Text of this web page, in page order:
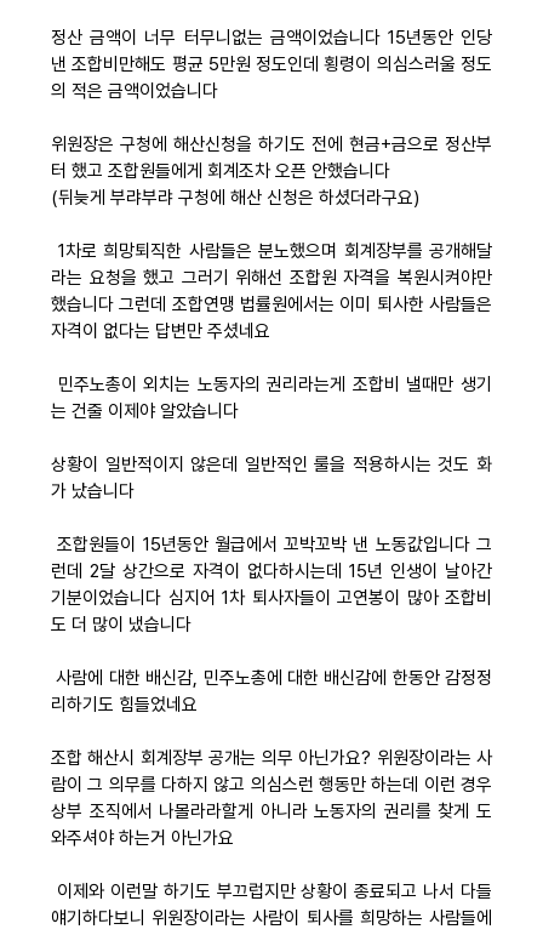
정산 금액이 너무 터무니없는 금액이었습니다 15년동안 인당
낸 조합비만해도 평균 5만원 정도인데 횡령이 의심스러울 정도
의 적은 금액이었습니다
위원장은 구청에 해산신청을 하기도 전에 현금+금으로 정산부
터 했고 조합원들에게 회계조차 오픈 안했습니다
(뒤늦게 부랴부랴 구청에 해산 신청은 하셨더라구요)
1차로 희망퇴직한 사람들은 분노했으며 회계장부를 공개해달
라는 요청을 했고 그러기 위해선 조합원 자격을 복원시켜야만
했습니다 그런데 조합연맹 법률원에서는 이미 퇴사한 사람들은
자격이 없다는 답변만 주셨네요
민주노총이 외치는 노동자의 권리라는게 조합비 낼때만 생기
는 건줄 이제야 알았습니다
상황이 일반적이지 않은데 일반적인 룰을 적용하시는 것도 화
가 났습니다
조합원들이 15년동안 월급에서 꼬박꼬박 낸 노동값입니다 그
런데 2달 상간으로 자격이 없다하시는데 15년 인생이 날아간
기분이었습니다 심지어 1차 퇴사자들이 고연봉이 많아 조합비
도 더 많이 냈습니다
사람에 대한 배신감, 민주노총에 대한 배신감에 한동안 감정정
리하기도 힘들었네요
조합 해산시 회계장부 공개는 의무 아닌가요? 위원장이라는 사
람이 그 의무를 다하지 않고 의심스런 행동만 하는데 이런 경우
상부 조직에서 나몰라라할게 아니라 노동자의 권리를 찾게 도
와주셔야 하는거 아닌가요
이제와 이런말 하기도 부끄럽지만 상황이 종료되고 나서 다들
얘기하다보니 위원장이라는 사람이 퇴사를 희망하는 사람들에